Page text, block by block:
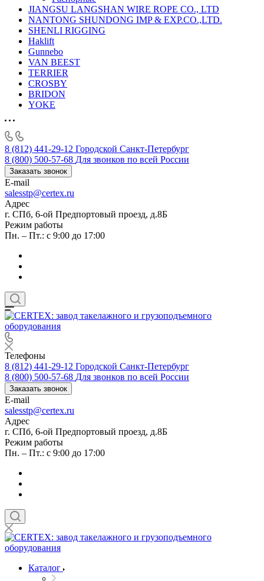
JIANGSU LANGSHAN WIRE ROPE CO., LTD
NANTONG SHUNDONG IMP & EXP.CO.,LTD.
SHENLI RIGGING
Haklift
Gunnebo
VAN BEEST
TERRIER
CROSBY
BRIDON
YOKE
8 (812) 441-29-12 Городской Санкт-Петербург
8 (800) 500-57-68 Для звонков по всей России
Заказать звонок
E-mail
salesstp@certex.ru
Адрес
г. СПб, 6-ой Предпортовый проезд, д.8Б
Режим работы
Пн. – Пт.: с 9:00 до 17:00
Телефоны
8 (812) 441-29-12 Городской Санкт-Петербург
8 (800) 500-57-68 Для звонков по всей России
Заказать звонок
E-mail
salesstp@certex.ru
Адрес
г. СПб, 6-ой Предпортовый проезд, д.8Б
Режим работы
Пн. – Пт.: с 9:00 до 17:00
Каталог